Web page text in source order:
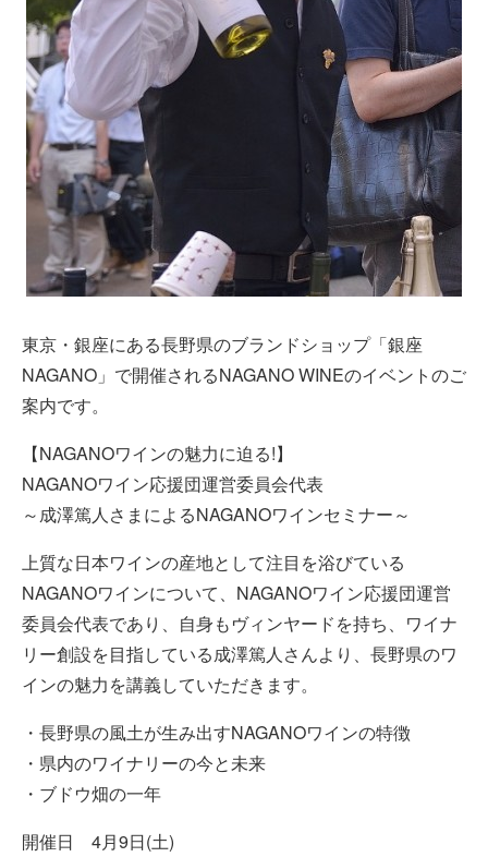
東京・銀座にある長野県のブランドショップ「銀座
NAGANO」で開催されるNAGANO WINEのイベントのご
案内です。
【NAGANOワインの魅力に迫る!】
NAGANOワイン応援団運営委員会代表
～成澤篤人さまによるNAGANOワインセミナー～
上質な日本ワインの産地として注目を浴びている
NAGANOワインについて、NAGANOワイン応援団運営
委員会代表であり、自身もヴィンヤードを持ち、ワイナ
リー創設を目指している成澤篤人さんより、長野県のワ
インの魅力を講義していただきます。
・長野県の風土が生み出すNAGANOワインの特徴
・県内のワイナリーの今と未来
・ブドウ畑の一年
開催日 4月9日(土)